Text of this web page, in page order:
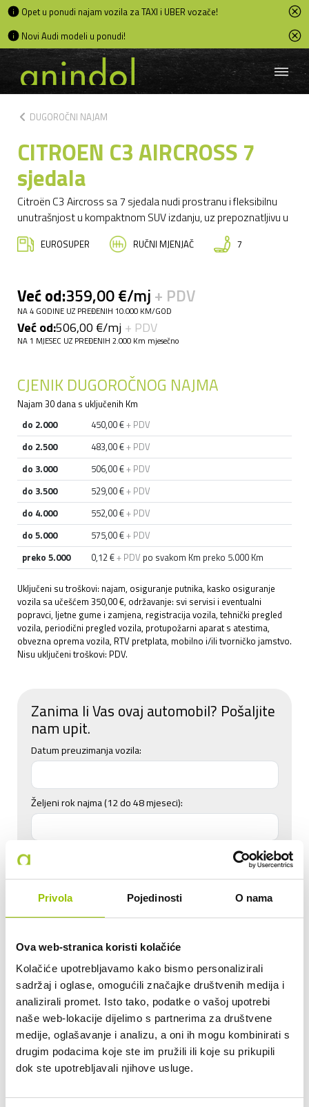
Privola Pojedinosti O nama
Ova web-stranica koristi kolačiće
Kolačiće upotrebljavamo kako bismo personalizirali
sadržaj i oglase, omogućili značajke društvenih medija i
analizirali promet. Isto tako, podatke o vašoj upotrebi
naše web-lokacije dijelimo s partnerima za društvene
medije, oglašavanje i analizu, a oni ih mogu kombinirati s
drugim podacima koje ste im pružili ili koje su prikupili
dok ste upotrebljavali njihove usluge.
Opet u ponudi najam vozila za TAXI i UBER vozače!
Novi Audi modeli u ponudi!
chevron_left DUGOROČNI NAJAM
CITROEN C3 AIRCROSS 7
sjedala
Citroën C3 Aircross sa 7 sjedala nudi prostranu i fleksibilnu
unutrašnjost u kompaktnom SUV izdanju, uz prepoznatljivu u
EUROSUPER RUČNI MJENJAČ 7
Već od:359,00 €/mj + PDV
NA 4 GODINE UZ PREĐENIH 10.000 KM/GOD
Već od:506,00 €/mj + PDV
NA 1 MJESEC UZ PREĐENIH 2.000 Km mjesečno
CJENIK DUGOROČNOG NAJMA
Najam 30 dana s uključenih Km
do 2.000
450,00 €+ PDV
do 2.500
483,00 €+ PDV
do 3.000
506,00 €+ PDV
do 3.500
529,00 €+ PDV
do 4.000
552,00 €+ PDV
do 5.000
575,00 €+ PDV
preko 5.000
0,12 €+ PDV po svakom Km preko 5.000 Km
Uključeni su troškovi: najam, osiguranje putnika, kasko osiguranje
vozila sa učešćem 350,00 €, održavanje: svi servisi i eventualni
popravci, ljetne gume i zamjena, registracija vozila, tehnički pregled
vozila, periodični pregled vozila, protupožarni aparat s atestima,
obvezna oprema vozila, RTV pretplata, mobilno i/ili tvorničko jamstvo.
Nisu uključeni troškovi: PDV.
Zanima li Vas ovaj automobil? Pošaljite
nam upit.
Datum preuzimanja vozila:
Željeni rok najma (12 do 48 mjeseci):
do 2.000 km
do 3.500 km
do 4.000 km
do 5.000 km
od 5.000 km
Pretežno područje korištenja/lokacije vozila (npr.
Zagrebačka županija i jednom mjesečno put u Sloveniju):
POŠALJI UPIT